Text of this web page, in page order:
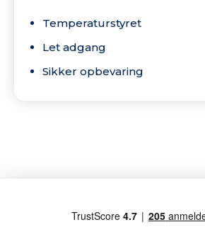
Temperaturstyret
Let adgang
Sikker opbevaring